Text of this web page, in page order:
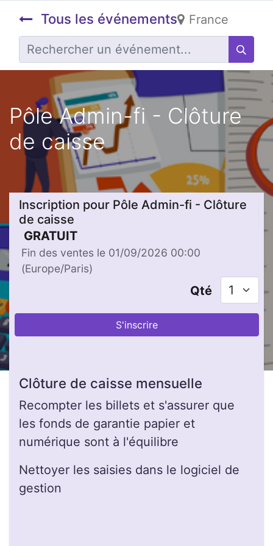
Tous les événements France
Pôle Admin-fi - Clôture
de caisse
Inscription pour Pôle Admin-fi - Clôture
de caisse
GRATUIT
Fin des ventes le 01/09/2026 00:00
(Europe/Paris)
Qté
S'inscrire
Clôture de caisse mensuelle
Recompter les billets et s'assurer que
les fonds de garantie papier et
numérique sont à l'équilibre
Nettoyer les saisies dans le logiciel de
gestion